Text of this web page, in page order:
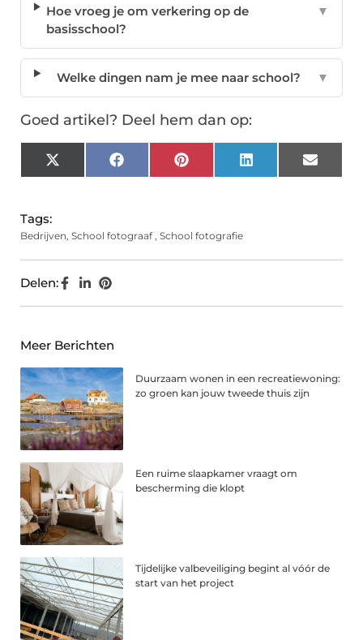
Hoe vroeg je om verkering op de
basisschool?
▼
Welke dingen nam je mee naar school? ▼
Goed artikel? Deel hem dan op:
X
(Twitter)
FacebookPinterest LinkedIn Email
Tags:
Bedrijven, School fotograaf, School fotografie
Delen:
Meer Berichten
Duurzaam wonen in een recreatiewoning:
zo groen kan jouw tweede thuis zijn
Een ruime slaapkamer vraagt om
bescherming die klopt
Tijdelijke valbeveiliging begint al vóór de
start van het project